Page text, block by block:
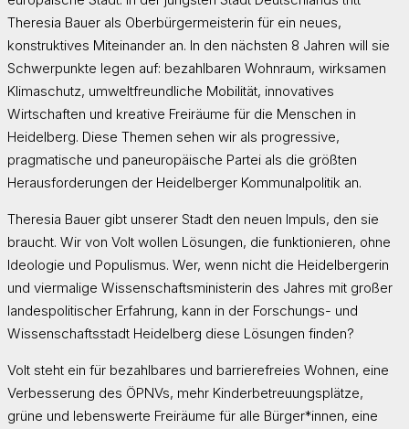
Theresia Bauer als Oberbürgermeisterin für ein neues,
konstruktives Miteinander an. In den nächsten 8 Jahren will sie
Schwerpunkte legen auf: bezahlbaren Wohnraum, wirksamen
Klimaschutz, umweltfreundliche Mobilität, innovatives
Wirtschaften und kreative Freiräume für die Menschen in
Heidelberg. Diese Themen sehen wir als progressive,
pragmatische und paneuropäische Partei als die größten
Herausforderungen der Heidelberger Kommunalpolitik an.
Theresia Bauer gibt unserer Stadt den neuen Impuls, den sie
braucht. Wir von Volt wollen Lösungen, die funktionieren, ohne
Ideologie und Populismus. Wer, wenn nicht die Heidelbergerin
und viermalige Wissenschaftsministerin des Jahres mit großer
landespolitischer Erfahrung, kann in der Forschungs- und
Wissenschaftsstadt Heidelberg diese Lösungen finden?
Volt steht ein für bezahlbares und barrierefreies Wohnen, eine
Verbesserung des ÖPNVs, mehr Kinderbetreuungsplätze,
grüne und lebenswerte Freiräume für alle Bürger*innen, eine